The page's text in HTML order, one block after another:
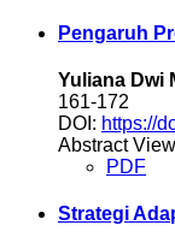
Pengaruh
Yuliana Dwi
161-172
DOI: https://
Abstract
PDF
Strategi